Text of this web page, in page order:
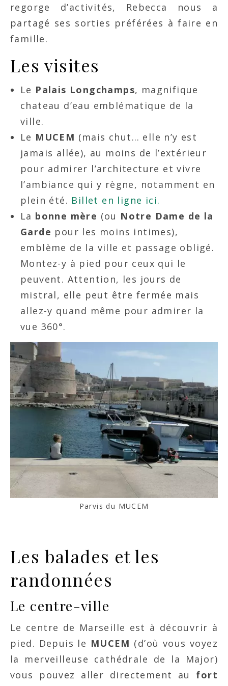
regorge d’activités, Rebecca nous a
partagé ses sorties préférées à faire en
famille.
Les visites
Le Palais Longchamps, magnifique
chateau d’eau emblématique de la
ville.
Le MUCEM (mais chut… elle n’y est
jamais allée), au moins de l’extérieur
pour admirer l’architecture et vivre
l’ambiance qui y règne, notamment en
plein été. Billet en ligne ici.
La bonne mère (ou Notre Dame de la
Garde pour les moins intimes),
emblème de la ville et passage obligé.
Montez-y à pied pour ceux qui le
peuvent. Attention, les jours de
mistral, elle peut être fermée mais
allez-y quand même pour admirer la
vue 360°.
Parvis du MUCEM
Les balades et les
randonnées
Le centre-ville
Le centre de Marseille est à découvrir à
pied. Depuis le MUCEM (d’où vous voyez
la merveilleuse cathédrale de la Major)
vous pouvez aller directement au fort